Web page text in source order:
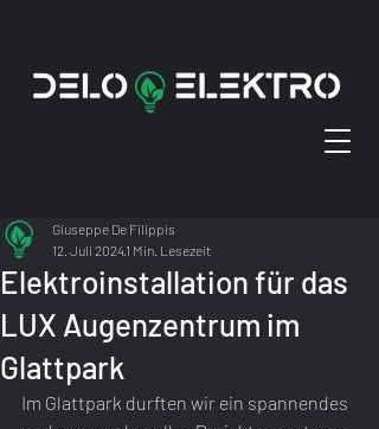
Elektroinstallation für das
LUX Augenzentrum im
Glattpark
Giuseppe De Filippis
12. Juli 20241 Min. Lesezeit
Im Glattpark durften wir ein spannendes